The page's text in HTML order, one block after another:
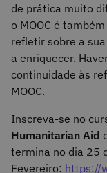
de prática muito
o MOOC é
refletir sobre a
a enriquecer.
continuidade às
MOOC.
Inscreva-se no
Humanitarian Aid
termina no dia 25
Fevereiro: https://